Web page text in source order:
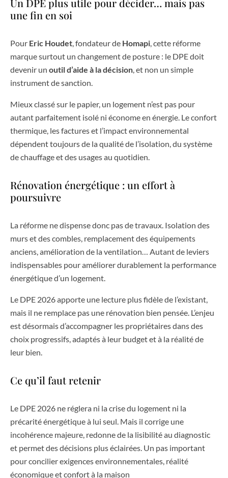
une fin en soi
Pour Eric Houdet, fondateur de Homapi, cette réforme
marque surtout un changement de posture : le DPE doit
devenir un outil d’aide à la décision, et non un simple
instrument de sanction.
Mieux classé sur le papier, un logement n’est pas pour
autant parfaitement isolé ni économe en énergie. Le confort
thermique, les factures et l’impact environnemental
dépendent toujours de la qualité de l’isolation, du système
de chauffage et des usages au quotidien.
Rénovation énergétique : un effort à
poursuivre
La réforme ne dispense donc pas de travaux. Isolation des
murs et des combles, remplacement des équipements
anciens, amélioration de la ventilation… Autant de leviers
indispensables pour améliorer durablement la performance
énergétique d’un logement.
Le DPE 2026 apporte une lecture plus fidèle de l’existant,
mais il ne remplace pas une rénovation bien pensée. L’enjeu
est désormais d’accompagner les propriétaires dans des
choix progressifs, adaptés à leur budget et à la réalité de
leur bien.
Ce qu’il faut retenir
Le DPE 2026 ne réglera ni la crise du logement ni la
précarité énergétique à lui seul. Mais il corrige une
incohérence majeure, redonne de la lisibilité au diagnostic
et permet des décisions plus éclairées. Un pas important
pour concilier exigences environnementales, réalité
économique et confort à la maison